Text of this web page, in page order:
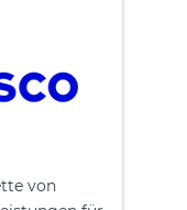
von